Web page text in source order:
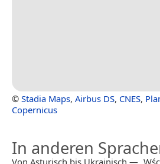
© Stadia Maps, Airbus DS, CNES,
Copernicus
In anderen